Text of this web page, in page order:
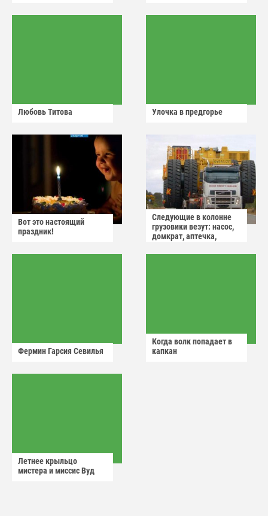
Любовь Титова Улочка в предгорье
Вот это настоящий
праздник!
Следующие в колонне
грузовики везут: насос,
домкрат, аптечка,
Фермин Гарсия Севилья
Когда волк попадает в
капкан
Летнее крыльцо
мистера и миссис Вуд